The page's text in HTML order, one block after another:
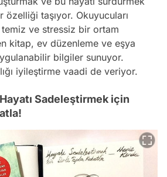
taşıyor. Okuyucuları
ve stressiz bir ortam
kitap, ev düzenleme ve eşya
bilgiler sunuyor.
iyileştirme vaadi de veriyor.
Sadeleştirmek için